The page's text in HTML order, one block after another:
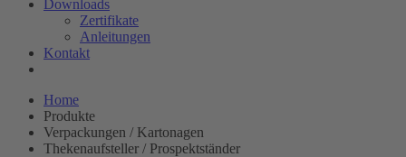
Downloads
Zertifikate
Anleitungen
Kontakt
Home
Produkte
Verpackungen / Kartonagen
Thekenaufsteller / Prospektständer